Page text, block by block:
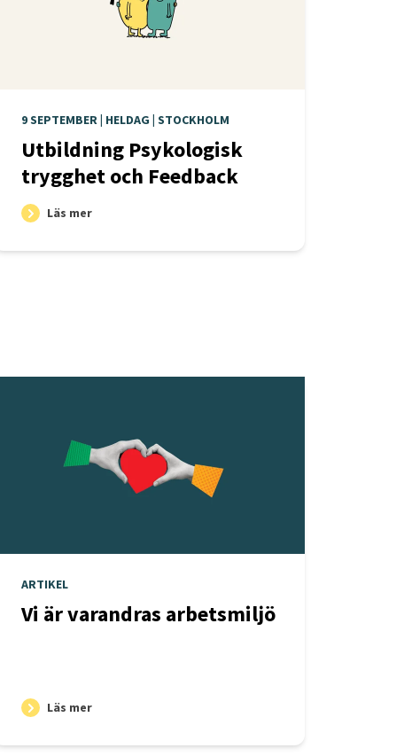
9 SEPTEMBER | HELDAG | STOCKHOLM
Utbildning Psykologisk
trygghet och Feedback
Läs mer
ARTIKEL
Vi är varandras arbetsmiljö
Läs mer